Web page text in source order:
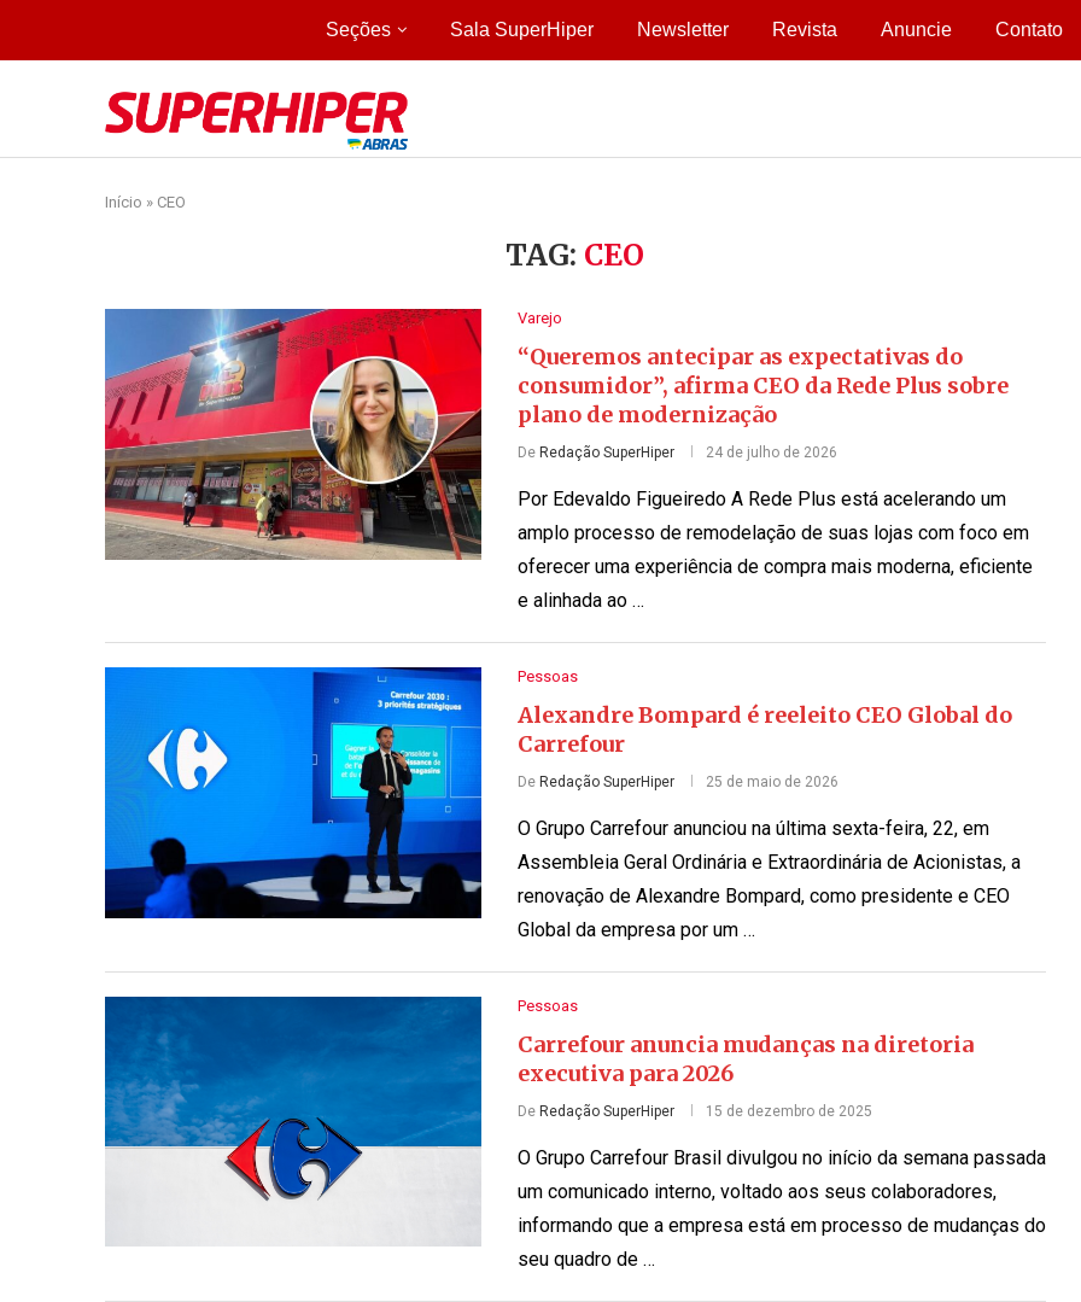
Seções Sala SuperHiper Newsletter Revista Anuncie Contato
Início » CEO
TAG: CEO
Varejo
“Queremos antecipar as expectativas do
consumidor”, afirma CEO da Rede Plus sobre
plano de modernização
De Redação SuperHiper 24 de julho de 2026
Por Edevaldo Figueiredo A Rede Plus está acelerando um
amplo processo de remodelação de suas lojas com foco em
oferecer uma experiência de compra mais moderna, eficiente
e alinhada ao …
Pessoas
Alexandre Bompard é reeleito CEO Global do
Carrefour
De Redação SuperHiper 25 de maio de 2026
O Grupo Carrefour anunciou na última sexta-feira, 22, em
Assembleia Geral Ordinária e Extraordinária de Acionistas, a
renovação de Alexandre Bompard, como presidente e CEO
Global da empresa por um …
Pessoas
Carrefour anuncia mudanças na diretoria
executiva para 2026
De Redação SuperHiper 15 de dezembro de 2025
O Grupo Carrefour Brasil divulgou no início da semana passada
um comunicado interno, voltado aos seus colaboradores,
informando que a empresa está em processo de mudanças do
seu quadro de …